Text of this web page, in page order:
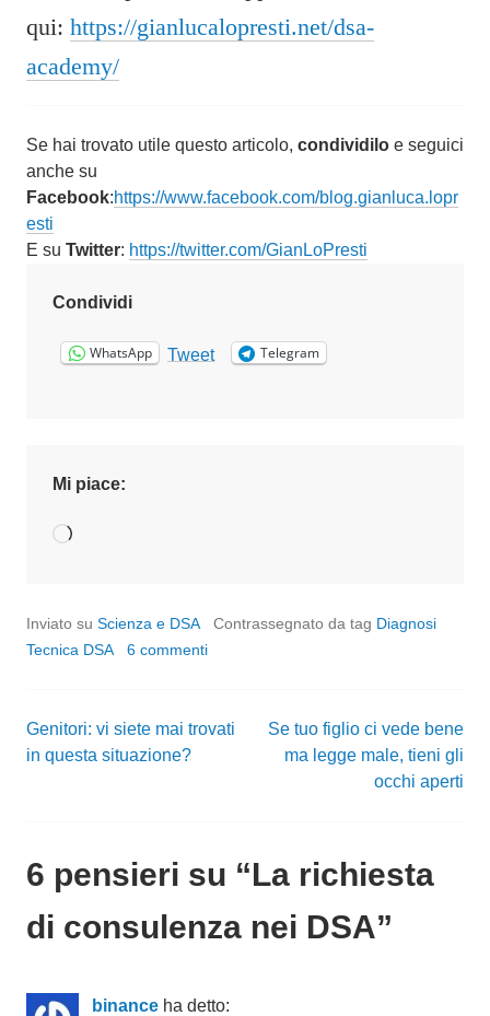
qui: https://gianlucalopresti.net/dsa-
academy/
Se hai trovato utile questo articolo, condividilo e seguici
anche su
Facebook:https://www.facebook.com/blog.gianluca.lopr
esti
E su Twitter: https://twitter.com/GianLoPresti
Condividi
WhatsApp Tweet Telegram
Mi piace:
Caricamento
Inviato su Scienza e DSA Contrassegnato da tag Diagnosi
Tecnica DSA
6 commenti
Navigazione
Genitori: vi siete mai trovati
in questa situazione?
Se tuo figlio ci vede bene
ma legge male, tieni gli
occhi aperti
6 pensieri su “La richiesta
di consulenza nei DSA”
binance ha detto: